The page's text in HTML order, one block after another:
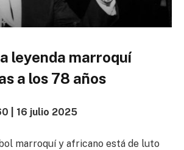
leyenda marroquí
a los 78 años
| 16 julio 2025
marroquí y africano está de luto